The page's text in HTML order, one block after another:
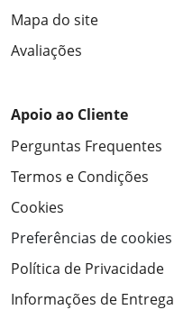
Mapa do site
Avaliações
Apoio ao Cliente
Perguntas Frequentes
Termos e Condições
Cookies
Preferências de cookies
Política de Privacidade
Informações de Entrega